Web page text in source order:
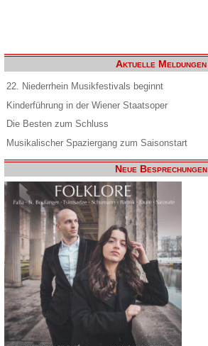
Aktuelle Meldungen
22. Niederrhein Musikfestivals beginnt
Kinderführung in der Wiener Staatsoper
Die Besten zum Schluss
Musikalischer Spaziergang zum Saisonstart
Neue Besprechungen